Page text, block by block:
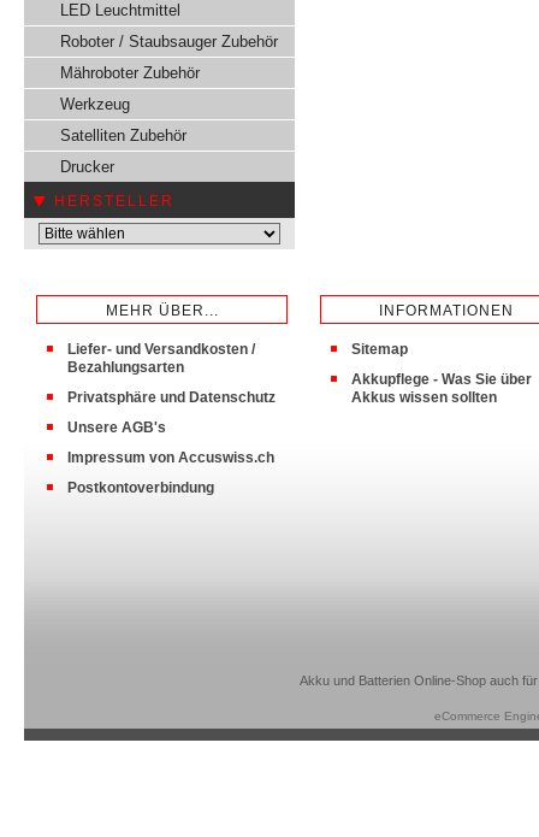
LED Leuchtmittel
Roboter / Staubsauger Zubehör
Mähroboter Zubehör
Werkzeug
Satelliten Zubehör
Drucker
HERSTELLER
MEHR ÜBER...
Liefer- und Versandkosten /
Bezahlungsarten
Privatsphäre und Datenschutz
Unsere AGB's
Impressum von Accuswiss.ch
Postkontoverbindung
INFORMATIONEN
Sitemap
Akkupflege - Was Sie über
Akkus wissen sollten
Akku und Batterien Online-Shop auch
eCommerce